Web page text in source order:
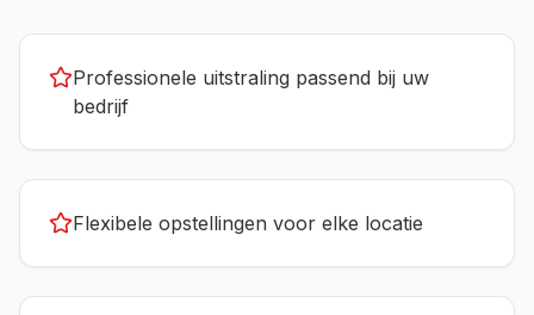
Professionele uitstraling passend bij uw
bedrijf
Flexibele opstellingen voor elke locatie